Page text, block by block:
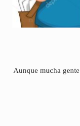
Aunque mucha